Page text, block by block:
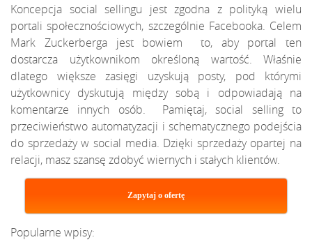
Koncepcja social sellingu jest zgodna z polityką wielu
portali społecznościowych, szczególnie Facebooka. Celem
Mark Zuckerberga jest bowiem to, aby portal ten
dostarcza użytkownikom określoną wartość. Właśnie
dlatego większe zasięgi uzyskują posty, pod którymi
użytkownicy dyskutują między sobą i odpowiadają na
komentarze innych osób. Pamiętaj, social selling to
przeciwieństwo automatyzacji i schematycznego podejścia
do sprzedaży w social media. Dzięki sprzedaży opartej na
relacji, masz szansę zdobyć wiernych i stałych klientów.
Zapytaj o ofertę
Popularne wpisy: